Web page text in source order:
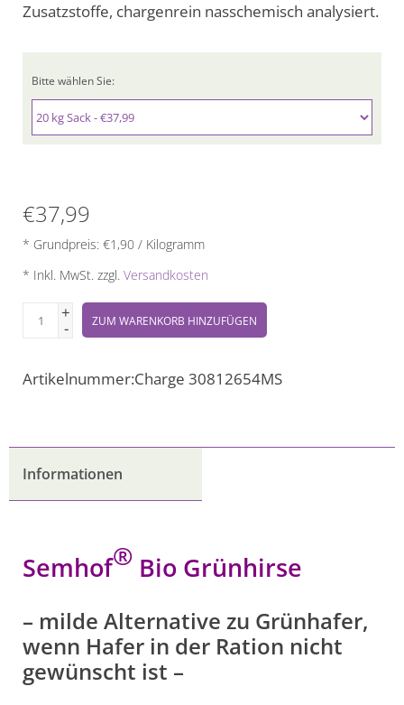
Zusatzstoffe, chargenrein nasschemisch analysiert.
Bitte wählen Sie:
€37,99
* Grundpreis: €1,90 / Kilogramm
* Inkl. MwSt. zzgl. Versandkosten
+
- ZUM WARENKORB HINZUFÜGEN
Artikelnummer:Charge 30812654MS
Informationen
Semhof® Bio Grünhirse
– milde Alternative zu Grünhafer,
wenn Hafer in der Ration nicht
gewünscht ist –